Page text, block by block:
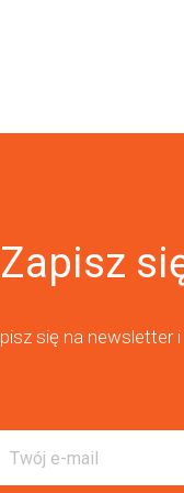
Zapisz
się na newsletter